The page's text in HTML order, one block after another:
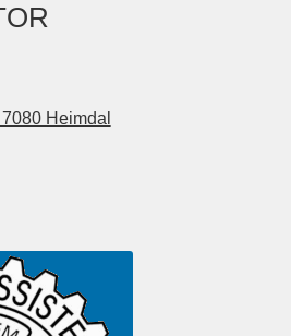
Heimdal